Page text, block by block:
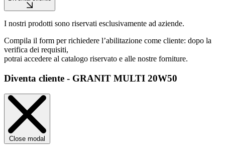
I nostri prodotti sono riservati esclusivamente ad aziende.
Compila il form per richiedere l’abilitazione come cliente: dopo la
verifica dei requisiti,
potrai accedere al catalogo riservato e alle nostre forniture.
Diventa cliente - GRANIT MULTI 20W50
Close modal